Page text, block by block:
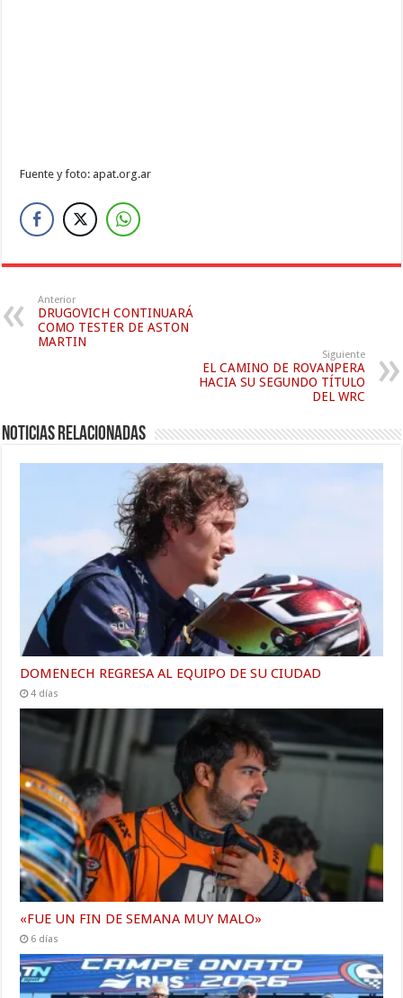
Fuente y foto: apat.org.ar
Anterior
DRUGOVICH CONTINUARÁ
COMO TESTER DE ASTON
MARTIN
Siguiente
EL CAMINO DE ROVANPERA
HACIA SU SEGUNDO TÍTULO
DEL WRC
Noticias relacionadas
DOMENECH REGRESA AL EQUIPO DE SU CIUDAD
4 días
«FUE UN FIN DE SEMANA MUY MALO»
6 días